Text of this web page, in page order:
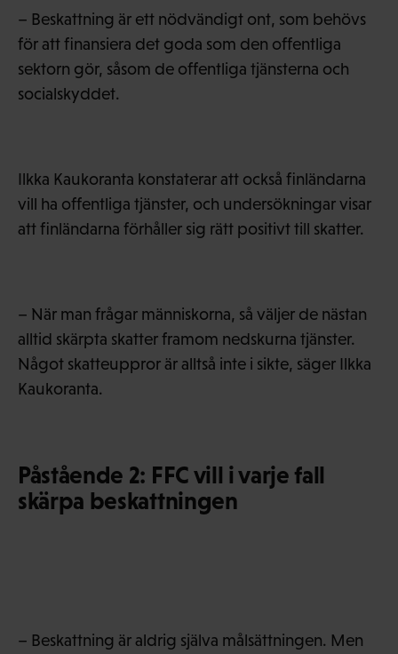
– Beskattning är ett nödvändigt ont, som behövs
för att finansiera det goda som den offentliga
sektorn gör, såsom de offentliga tjänsterna och
socialskyddet.
Ilkka Kaukoranta konstaterar att också finländarna
vill ha offentliga tjänster, och undersökningar visar
att finländarna förhåller sig rätt positivt till skatter.
– När man frågar människorna, så väljer de nästan
alltid skärpta skatter framom nedskurna tjänster.
Något skatteuppror är alltså inte i sikte, säger Ilkka
Kaukoranta.
Påstående 2: FFC vill i varje fall
skärpa beskattningen
– Beskattning är aldrig själva målsättningen. Men